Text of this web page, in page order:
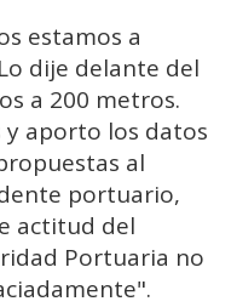
estamos a
dije delante del
a 200 metros.
y aporto los datos
al
portuario,
actitud del
Portuaria no